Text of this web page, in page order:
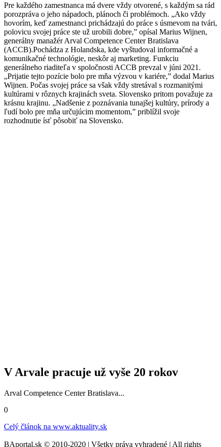
Pre každého zamestnanca má dvere vždy otvorené, s každým sa rád
porozpráva o jeho nápadoch, plánoch či problémoch. „Ako vždy
hovorím, keď zamestnanci prichádzajú do práce s úsmevom na tvári,
polovicu svojej práce ste už urobili dobre,” opísal Marius Wijnen,
generálny manažér Arval Competence Center Bratislava
(ACCB).Pochádza z Holandska, kde vyštudoval informačné a
komunikačné technológie, neskôr aj marketing. Funkciu
generálneho riaditeľa v spoločnosti ACCB prevzal v júni 2021.
„Prijatie tejto pozície bolo pre mňa výzvou v kariére,” dodal Marius
Wijnen. Počas svojej práce sa však vždy stretával s rozmanitými
kultúrami v rôznych krajinách sveta. Slovensko pritom považuje za
krásnu krajinu. „Nadšenie z poznávania tunajšej kultúry, prírody a
ľudí bolo pre mňa určujúcim momentom,” priblížil svoje
rozhodnutie ísť pôsobiť na Slovensko.
V Arvale pracuje už vyše 20 rokov
Arval Competence Center Bratislava...
0
Celý článok na www.aktuality.sk
BAportal.sk © 2010-2020 | Všetky práva vyhradené | All rights